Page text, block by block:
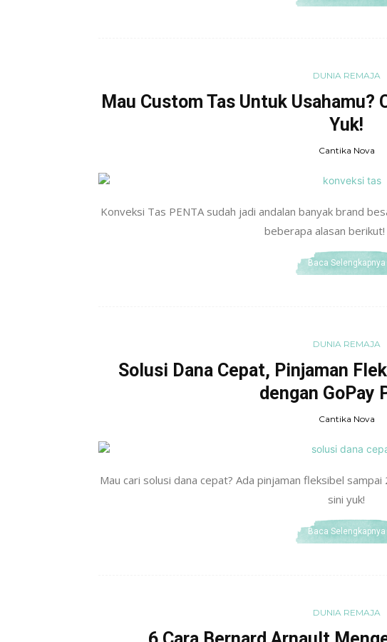
DUNIA REMAJA
Mau Custom Tas Untuk Usahamu?
Yuk!
Cantika Nova
Konveksi Tas PENTA sudah jadi andalan banyak brand
beberapa alasan berikut!
Baca Selengkapnya
DUNIA REMAJA
Solusi Dana Cepat, Pinjaman
dengan GoPay
Cantika Nova
Mau cari solusi dana cepat? Ada pinjaman fleksibel sampai
sini yuk!
Baca Selengkapnya
DUNIA REMAJA